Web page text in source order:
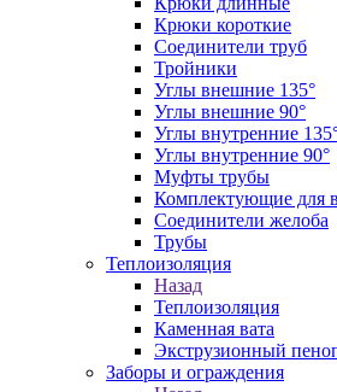
Крюки короткие
Соединители труб
Тройники
Углы внешние 135°
Углы внешние 90°
Углы внутренние
Углы внутренние 90°
Муфты трубы
Комплектующие для
Соединители желоба
Трубы
Теплоизоляция
Назад
Теплоизоляция
Каменная вата
Экструзионный
Заборы и ограждения